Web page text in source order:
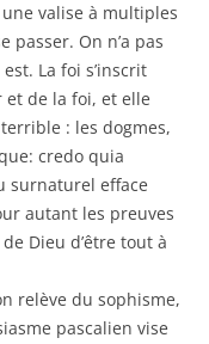
valise à multiples
On n’a pas
La foi s’inscrit
et de la foi, et elle
: les dogmes,
credo quia
surnaturel efface
autant les preuves
Dieu d’être tout à
relève du sophisme,
pascalien vise